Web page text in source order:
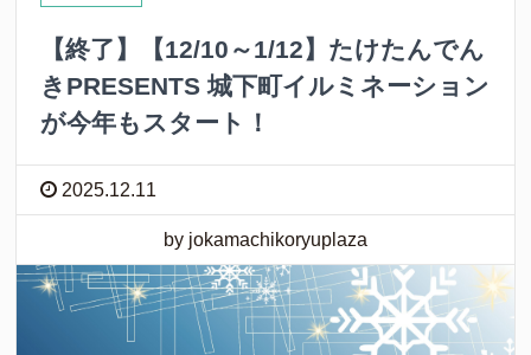
【終了】【12/10～1/12】たけたんでん
きPRESENTS 城下町イルミネーション
が今年もスタート！
2025.12.11
by jokamachikoryuplaza